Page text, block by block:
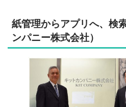
紙管理からアプリへ、検
ンパニー株式会社）